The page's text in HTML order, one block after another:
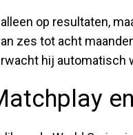
op resultaten,
zes tot acht
hij